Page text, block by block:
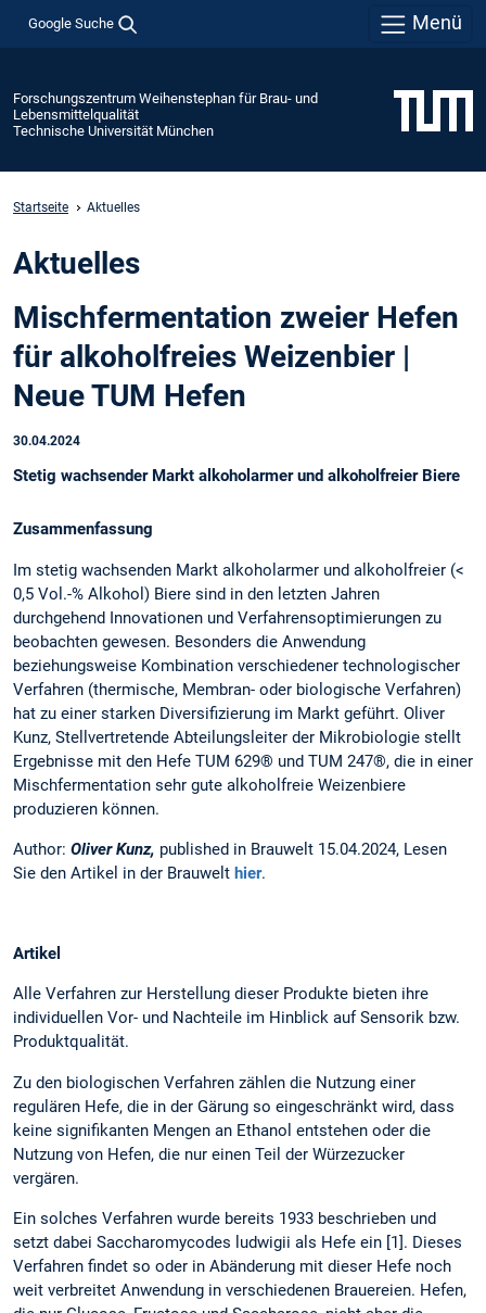
Google Suche Menü
Forschungszentrum Weihenstephan für Brau- und
Lebensmittelqualität
Technische Universität München
Startseite Aktuelles
Aktuelles
Mischfermentation zweier­ Hefen
für alkoholfreies Weizenbier |
Neue TUM Hefen
30.04.2024
Stetig wachsender Markt alkoholarmer und alkoholfreier Biere
Zusammenfassung
Im stetig wachsenden Markt alkoholarmer und alkoholfreier (<
0,5 Vol.-% Alkohol) Biere sind in den letzten Jahren
durchgehend Innovationen und Verfahrensoptimierungen zu
beobachten gewesen. Besonders die Anwendung
beziehungsweise Kombi­nation verschiedener technologischer
Verfahren (thermische, Membran- oder biologische Verfahren)
hat zu einer starken Diver­si­fizierung im Markt geführt. Oliver
Kunz, Stellvertretende Abteilungsleiter der Mikrobiologie stellt
Ergebnisse mit den Hefe TUM 629® und TUM 247®, die in einer
Mischfermentation sehr gute alkoholfreie Weizenbiere
produzieren können.
Author: Oliver Kunz, published in Brauwelt 15.04.2024, Lesen
Sie den Artikel in der Brauwelt hier.
Artikel
Alle Verfahren zur Herstellung dieser Produkte bieten ihre
individuellen Vor- und Nachteile im Hinblick auf Sensorik bzw.
Produktqualität.
Zu den biologischen Verfahren zählen die Nutzung einer
regulären Hefe, die in der Gärung so eingeschränkt wird, dass
keine signifikanten Mengen an Ethanol entstehen oder die
Nutzung von Hefen, die nur einen Teil der Würzezucker
vergären.
Ein solches Verfahren wurde bereits 1933 beschrieben und
setzt dabei Saccharomycodes ludwigii als Hefe ein [1]. Dieses
Verfahren findet so oder in Abänderung mit dieser Hefe noch
weit verbreitet Anwendung in verschiedenen Brauereien. Hefen,